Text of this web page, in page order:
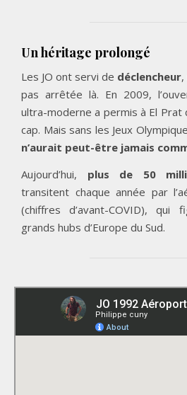
Un héritage prolongé
Les JO ont servi de déclencheur
pas arrêtée là. En 2009,
ultra-moderne a permis à El Prat
cap. Mais sans les Jeux
n’aurait peut-être jamais
Aujourd’hui, plus de 50
transitent chaque année par
(chiffres d’avant-COVID), qui
grands hubs d’Europe du Sud.